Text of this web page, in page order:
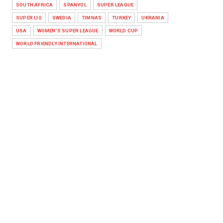
SOUTH AFRICA SPANYOL SUPER LEAGUE
SUPER LIG SWEDIA TIMNAS TURKEY UKRANIA
USA WOMEN'S SUPER LEAGUE WORLD CUP
WORLD FRIENDLY INTERNATIONAL